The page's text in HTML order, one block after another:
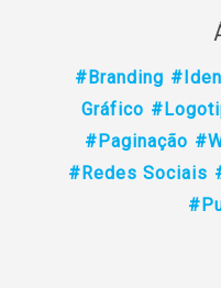
#Branding
Gráfico
#Paginação
#Redes Sociais